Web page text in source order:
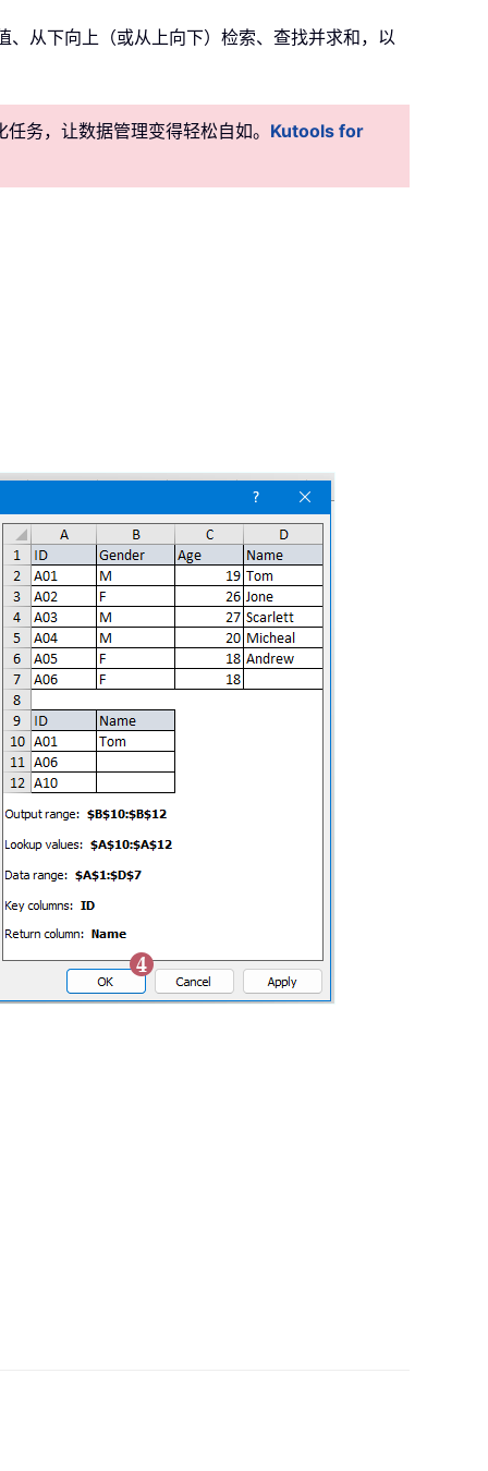
从下向上（或从上向下）检索、查找并求和，以
务，让数据管理变得轻松自如。 Kutools for